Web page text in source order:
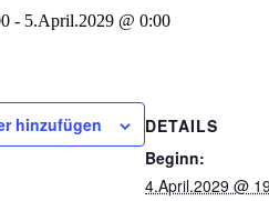
- 5.April.2029 @ 0:00
hinzufügen
DETAILS
Beginn:
4.April.2029 @